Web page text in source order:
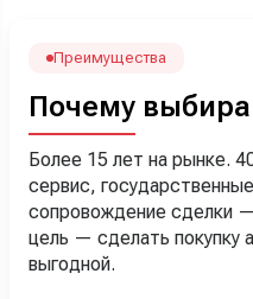
менеджеру Сергею,
Преимущества
Почему
Более 15 лет на рынке.
сервис,
сопровождение сделки
цель — сделать покупку
выгодной.